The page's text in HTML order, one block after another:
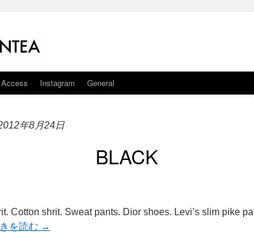
Access Instagram General
年8月24日
BLACK
Cotton shrit. Sweat pants. Dior shoes. Levi’s slim pike
を読む →